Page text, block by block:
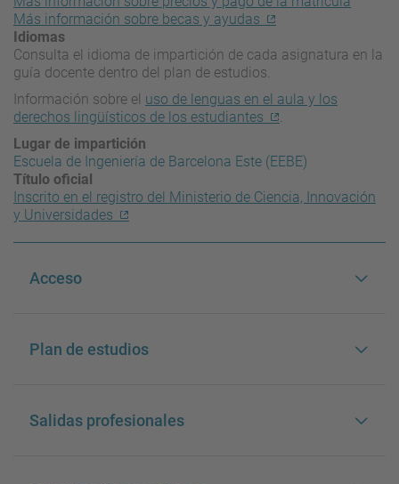
Más información sobre becas y ayudas
Idiomas
Consulta el idioma de impartición de cada asignatura en la
guía docente dentro del plan de estudios.
Información sobre el uso de lenguas en el aula y los
derechos lingüísticos de los estudiantes
.
Lugar de impartición
Escuela de Ingeniería de Barcelona Este (EEBE)
Título oficial
Inscrito en el registro del Ministerio de Ciencia, Innovación
y Universidades
Acceso
Plan de estudios
Salidas profesionales